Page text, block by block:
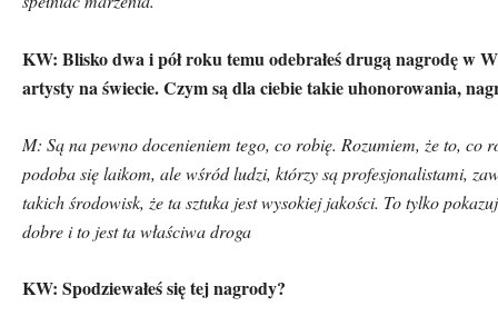
KW: Blisko dwa i pół roku temu odebrałeś drugą nagrodę w
artysty na świecie. Czym są dla ciebie takie uhonorowania,
M: Są na pewno docenieniem tego, co robię. Rozumiem, że to, co
podoba się laikom, ale wśród ludzi, którzy są profesjonalistami,
takich środowisk, że ta sztuka jest wysokiej jakości. To tylko
dobre i to jest ta właściwa droga
KW: Spodziewałeś się tej nagrody?